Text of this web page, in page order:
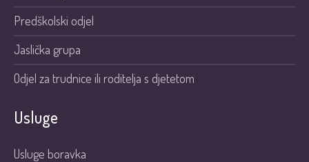
Predškolski odjel
Jaslička grupa
Odjel za trudnice ili roditelja s djetetom
Usluge
Usluge boravka